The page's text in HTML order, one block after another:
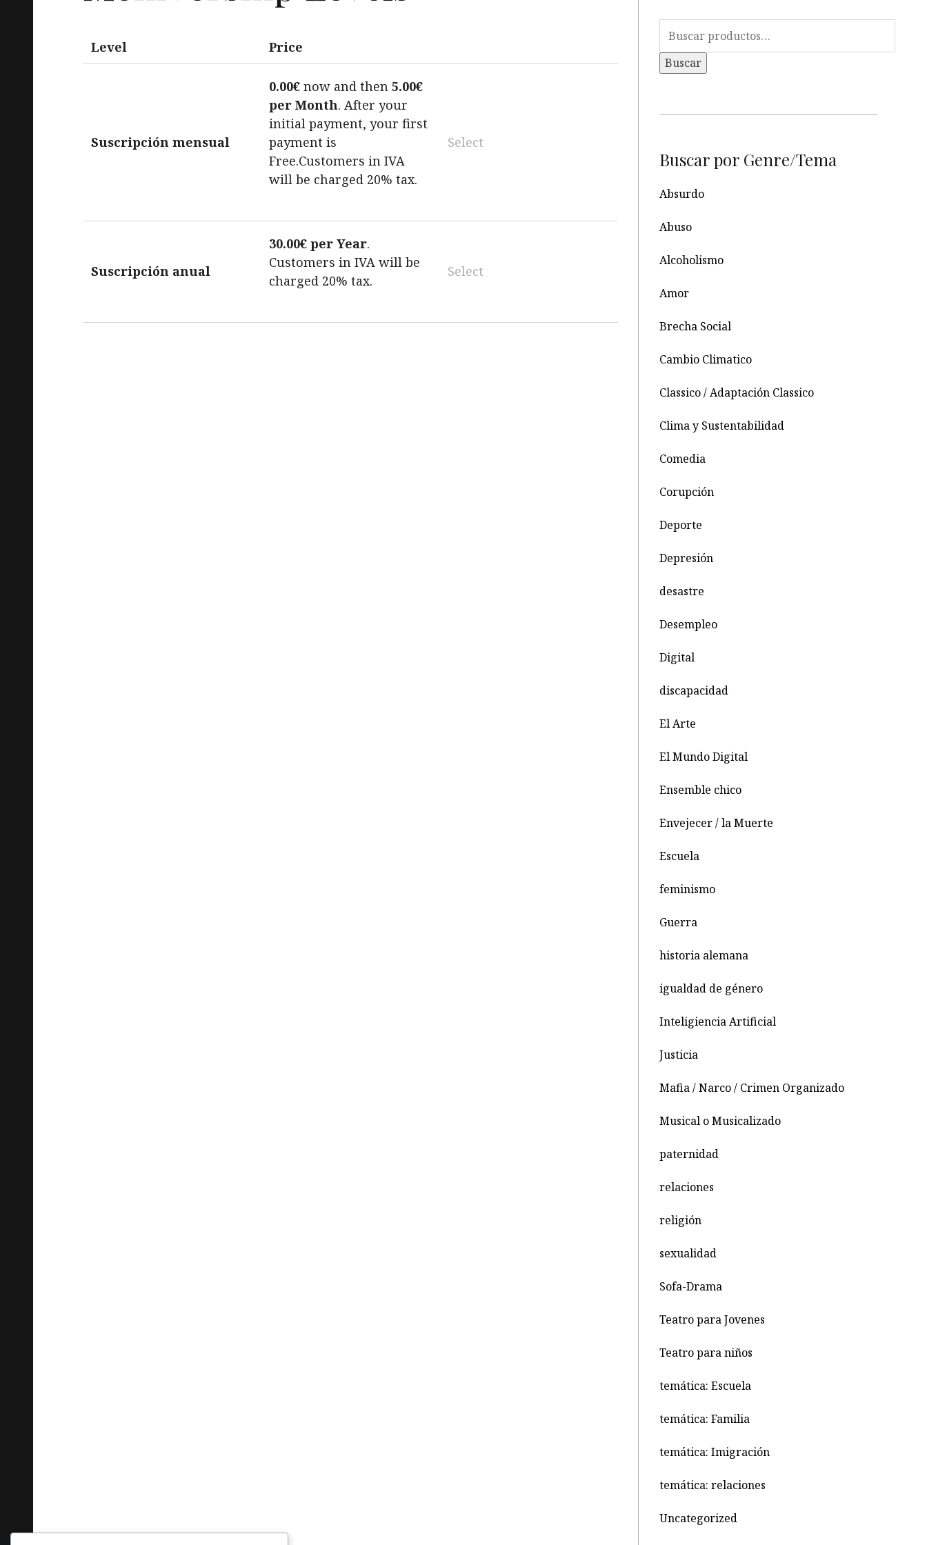
Level Price
Suscripción mensual
0.00€ now and then 5.00€
per Month. After your
initial payment, your first
payment is
Free.Customers in IVA
will be charged 20% tax.
Select
Suscripción anual
30.00€ per Year.
Customers in IVA will be
charged 20% tax.
Select
por:
Buscar
Buscar por Genre/Tema
Absurdo
Abuso
Alcoholismo
Amor
Brecha Social
Cambio Climatico
Classico / Adaptación Classico
Clima y Sustentabilidad
Comedia
Corupción
Deporte
Depresión
desastre
Desempleo
Digital
discapacidad
El Arte
El Mundo Digital
Ensemble chico
Envejecer / la Muerte
Escuela
feminismo
Guerra
historia alemana
igualdad de género
Inteligiencia Artificial
Justicia
Mafia / Narco / Crimen Organizado
Musical o Musicalizado
paternidad
relaciones
religión
sexualidad
Sofa-Drama
Teatro para Jovenes
Teatro para niños
temática: Escuela
temática: Familia
temática: Imigración
temática: relaciones
Uncategorized